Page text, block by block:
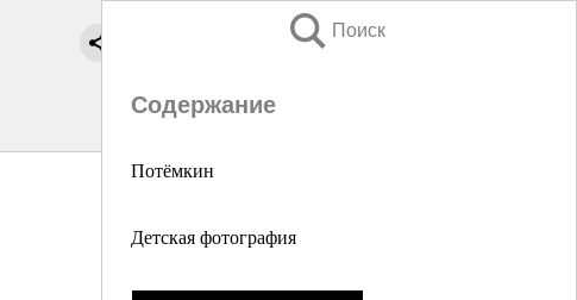
Поиск
Содержание
Потёмкин
Детская фотография